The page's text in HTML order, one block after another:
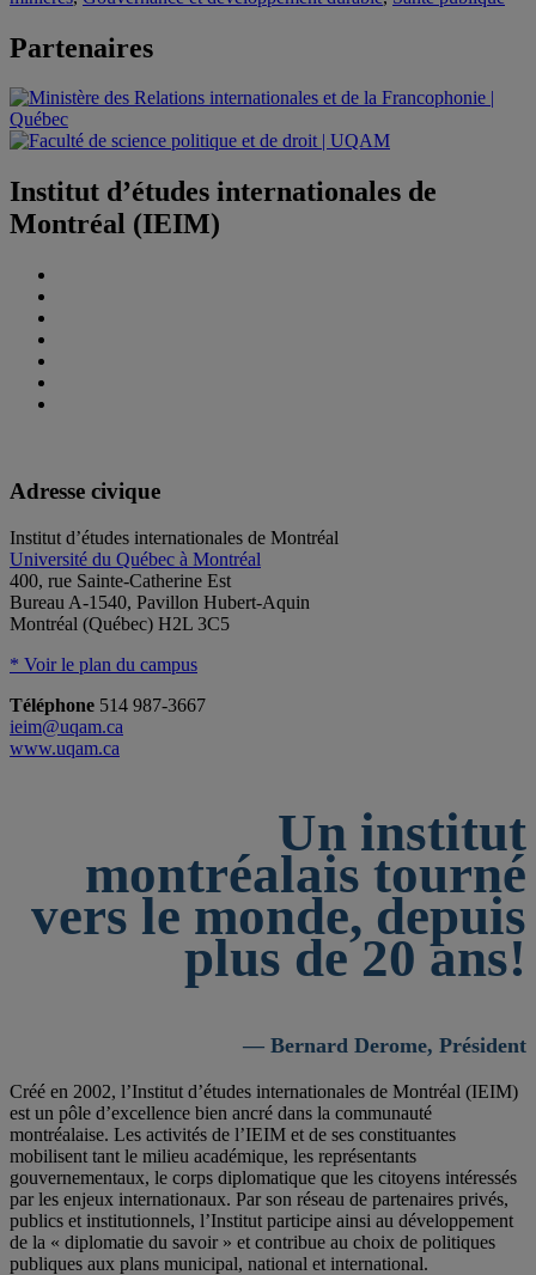
Partenaires
Institut d’études internationales de
Montréal (IEIM)
Adresse civique
Institut d’études internationales de Montréal
Université du Québec à Montréal
400, rue Sainte-Catherine Est
Bureau A-1540, Pavillon Hubert-Aquin
Montréal (Québec) H2L 3C5
* Voir le plan du campus
Téléphone 514 987-3667
ieim@uqam.ca
www.uqam.ca
Un institut
montréalais tourné
vers le monde, depuis
plus de 20 ans!
— Bernard Derome, Président
Créé en 2002, l’Institut d’études internationales de Montréal (IEIM)
est un pôle d’excellence bien ancré dans la communauté
montréalaise. Les activités de l’IEIM et de ses constituantes
mobilisent tant le milieu académique, les représentants
gouvernementaux, le corps diplomatique que les citoyens intéressés
par les enjeux internationaux. Par son réseau de partenaires privés,
publics et institutionnels, l’Institut participe ainsi au développement
de la « diplomatie du savoir » et contribue au choix de politiques
publiques aux plans municipal, national et international.